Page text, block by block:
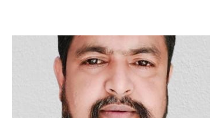
ताकि भागीदारी को बढ़ाकर फिटनेस का प्रचार किया जा सके। साथ ही एक सेहतमंद
जीवनशैली जीने के लिये ग्राहकों को आगे बढ़ते रहने की प्रेरणा देने में मदद की जा
सके। इस बारे में, राहुल वीरा, सीईओ, स्केचर्स साउथ एशिया ने कहा, स्केचर्स हरेक
व्यक्ति को सही माहौल देने और स्वस्थ्व रहने के लिये प्रेरित करने में विश्वास ...